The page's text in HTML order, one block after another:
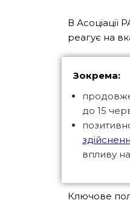
В Асоціації
реагує на
Зокрема:
до 15
впливу
Ключове